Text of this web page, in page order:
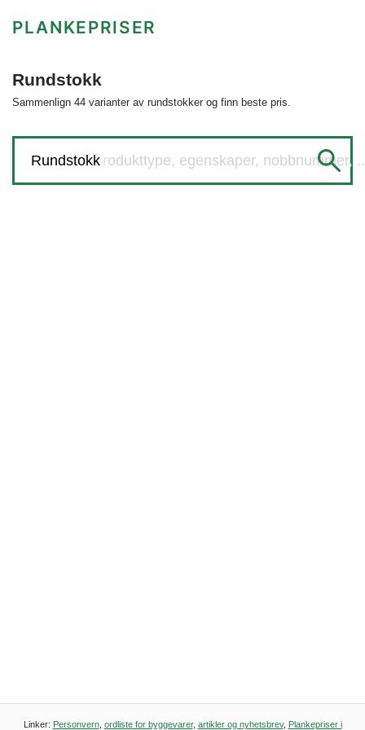
PLANKEPRISER
Rundstokk
Sammenlign 44 varianter av rundstokker og finn beste pris.
Søk etter produkttype, egenskaper, nobbnummer,
Rundstokk
Linker: Personvern, ordliste for byggevarer, artikler og nyhetsbrev, Plankepriser i